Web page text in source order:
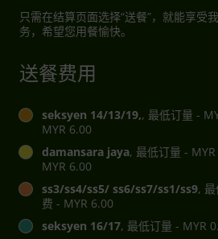
只需在结算页面选择“送餐”，就能享受
务，希望您用餐愉快。
送餐费用
seksyen 14/13/19,, 最低订量 -
MYR 6.00
damansara jaya, 最低订量 -
MYR 6.00
ss3/ss4/ss5/ ss6/ss7/ss1/ss9,
费 - MYR 6.00
seksyen 16/17, 最低订量 - MYR